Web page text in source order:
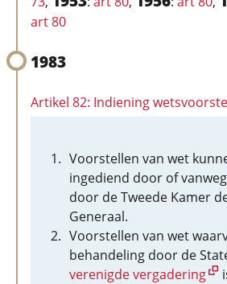
art 80
1983
Artikel 82: Indiening
Voorstellen van wet
ingediend door of
door de Tweede Kamer
Generaal.
Voorstellen van wet
behandeling door de
verenigde vergadering